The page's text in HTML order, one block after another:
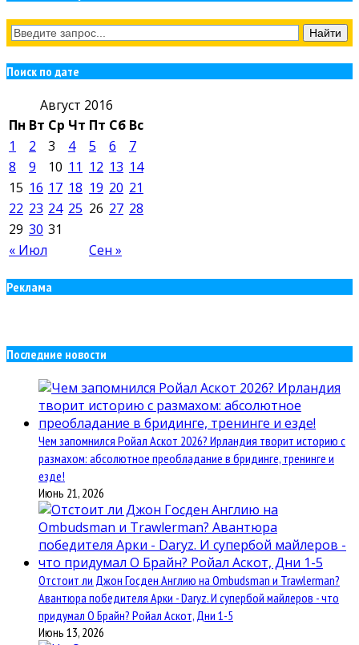
Поиск по дате
Август 2016
Пн Вт Ср Чт Пт Сб Вс
« Июл Сен »
1 2 3 4 5 6
7
8
9 10 11 12 13 14
15 16 17 18 19 20 21
22 23 24 25 26 27 28
29 30 31
Реклама
Последние новости
Чем запомнился Ройал Аскот 2026? Ирландия творит историю с
размахом: абсолютное преобладание в бридинге, тренинге и
езде!
Июнь 21, 2026
Отстоит ли Джон Госден Англию на Ombudsman и Trawlerman?
Авантюра победителя Арки - Daryz. И супербой майлеров - что
придумал О Брайн? Ройал Аскот, Дни 1-5
Июнь 13, 2026